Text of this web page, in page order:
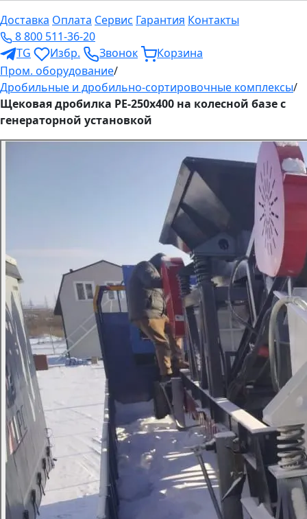
Доставка Оплата Сервис Гарантия Контакты
8 800 511-36-20
TG
Избр. Звонок
Корзина
Пром. оборудование/
Дробильные и дробильно-сортировочные комплексы/
Щековая дробилка PE-250x400 на колесной базе с
генераторной установкой